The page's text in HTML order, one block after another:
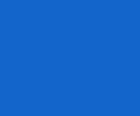
ည်မြောင်းဝန်ကြီးဌာန
ဝန်ကြီးဌာန
သိမ်းရေးဝန်ကြီးဌာန
ပ်ရေးနှင့်ပြည်သူ့အင်အား